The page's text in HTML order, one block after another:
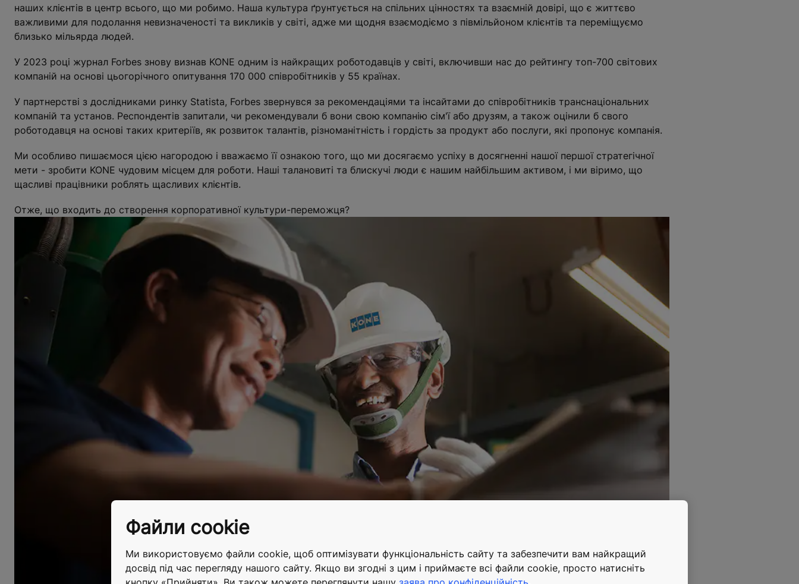
наших клієнтів в центр всього, що ми робимо. Наша культура ґрунтується на спільних цінностях та взаємній довірі, що є життєво
важливими для подолання невизначеності та викликів у світі, адже ми щодня взаємодіємо з півмільйоном клієнтів та переміщуємо
близько мільярда людей.
У 2023 році журнал Forbes знову визнав KONE одним із найкращих роботодавців у світі, включивши нас до рейтингу топ-700 світових
компаній на основі цьогорічного опитування 170 000 співробітників у 55 країнах.
У партнерстві з дослідниками ринку Statista, Forbes звернувся за рекомендаціями та інсайтами до співробітників транснаціональних
компаній та установ. Респондентів запитали, чи рекомендували б вони свою компанію сім'ї або друзям, а також оцінили б свого
роботодавця на основі таких критеріїв, як розвиток талантів, різноманітність і гордість за продукт або послуги, які пропонує компанія.
Ми особливо пишаємося цією нагородою і вважаємо її ознакою того, що ми досягаємо успіху в досягненні нашої першої стратегічної
мети - зробити KONE чудовим місцем для роботи. Наші талановиті та блискучі люди є нашим найбільшим активом, і ми віримо, що
щасливі працівники роблять щасливих клієнтів.
Отже, що входить до створення корпоративної культури-переможця?
Файли cookie
Ми використовуємо файли cookie, щоб оптимізувати функціональність сайту та забезпечити вам найкращий
досвід під час перегляду нашого сайту. Якщо ви згодні з цим і приймаєте всі файли cookie, просто натисніть